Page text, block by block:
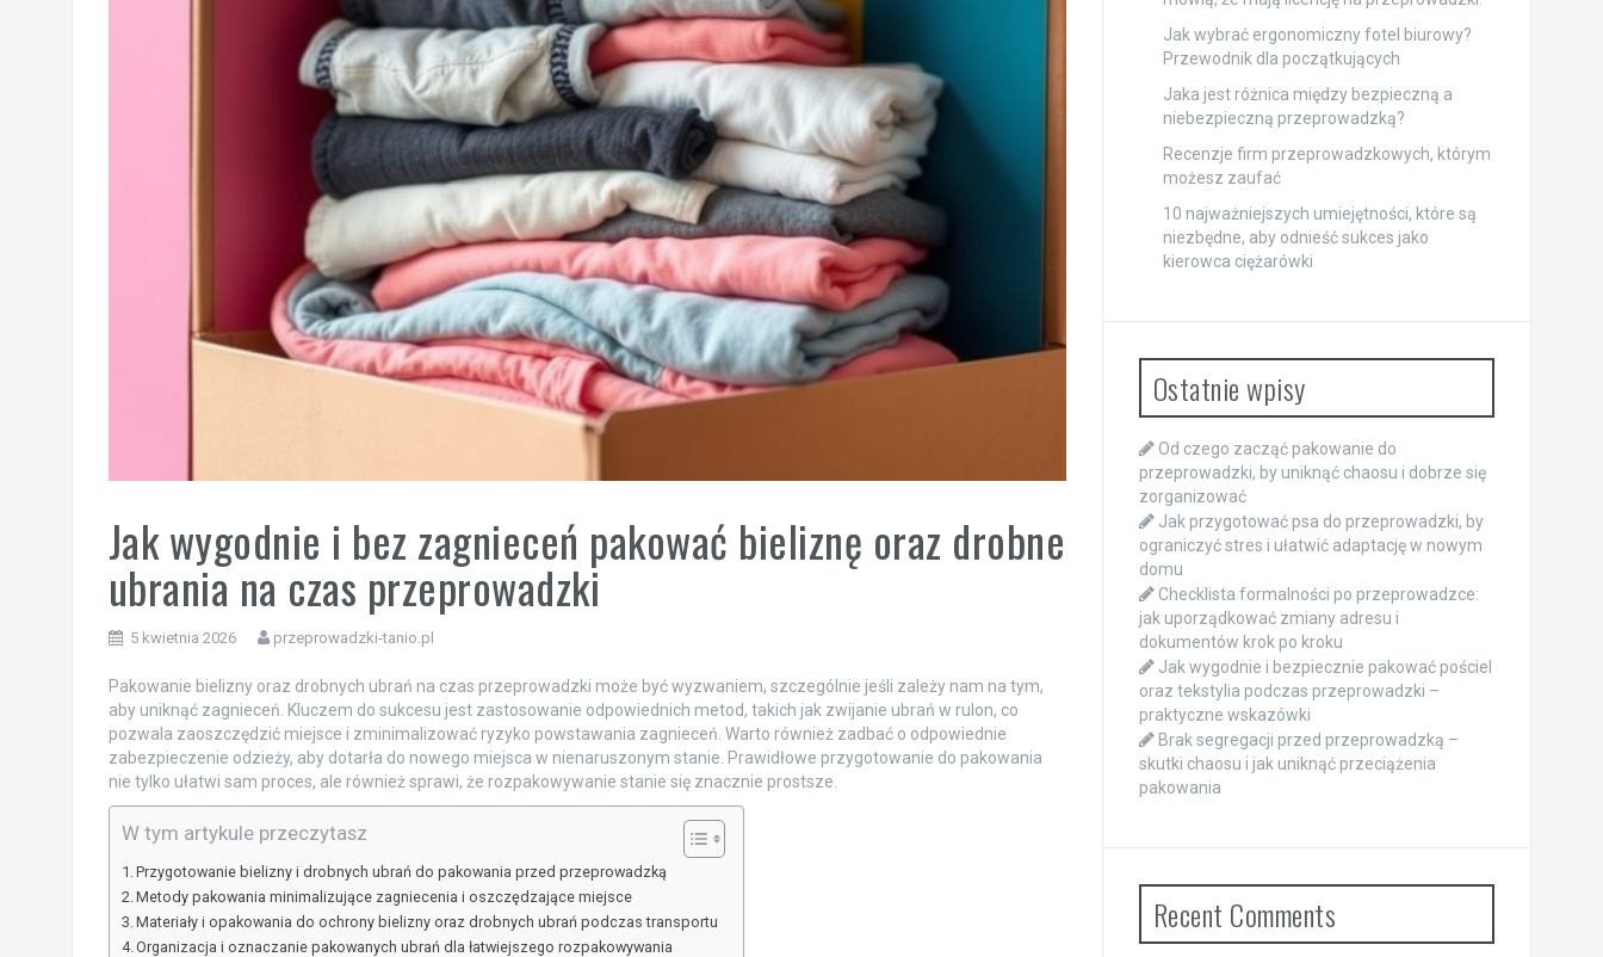
Jak wygodnie i bez zagnieceń pakować bieliznę oraz drobne
ubrania na czas przeprowadzki
5 kwietnia 2026 przeprowadzki-tanio.pl
Pakowanie bielizny oraz drobnych ubrań na czas przeprowadzki może być wyzwaniem, szczególnie jeśli zależy nam na tym,
aby uniknąć zagnieceń. Kluczem do sukcesu jest zastosowanie odpowiednich metod, takich jak zwijanie ubrań w rulon, co
pozwala zaoszczędzić miejsce i zminimalizować ryzyko powstawania zagnieceń. Warto również zadbać o odpowiednie
zabezpieczenie odzieży, aby dotarła do nowego miejsca w nienaruszonym stanie. Prawidłowe przygotowanie do pakowania
nie tylko ułatwi sam proces, ale również sprawi, że rozpakowywanie stanie się znacznie prostsze.
W tym artykule przeczytasz
Przygotowanie bielizny i drobnych ubrań do pakowania przed przeprowadzką
Metody pakowania minimalizujące zagniecenia i oszczędzające miejsce
Materiały i opakowania do ochrony bielizny oraz drobnych ubrań podczas transportu
Organizacja i oznaczanie pakowanych ubrań dla łatwiejszego rozpakowywania
Jak wybrać ergonomiczny fotel biurowy?
Przewodnik dla początkujących
Jaka jest różnica między bezpieczną a
niebezpieczną przeprowadzką?
Recenzje firm przeprowadzkowych, którym
możesz zaufać
10 najważniejszych umiejętności, które są
niezbędne, aby odnieść sukces jako
kierowca ciężarówki
Ostatnie wpisy
Od czego zacząć pakowanie do
przeprowadzki, by uniknąć chaosu i dobrze się
zorganizować
Jak przygotować psa do przeprowadzki, by
ograniczyć stres i ułatwić adaptację w nowym
domu
Checklista formalności po przeprowadzce:
jak uporządkować zmiany adresu i
dokumentów krok po kroku
Jak wygodnie i bezpiecznie pakować pościel
oraz tekstylia podczas przeprowadzki –
praktyczne wskazówki
Brak segregacji przed przeprowadzką –
skutki chaosu i jak uniknąć przeciążenia
pakowania
Recent Comments